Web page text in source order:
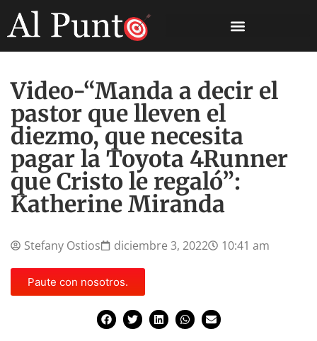
Video-“Manda a decir el
pastor que lleven el
diezmo, que necesita
pagar la Toyota 4Runner
que Cristo le regaló”:
Katherine Miranda
Stefany Ostios diciembre 3, 2022 10:41 am
Paute con nosotros.